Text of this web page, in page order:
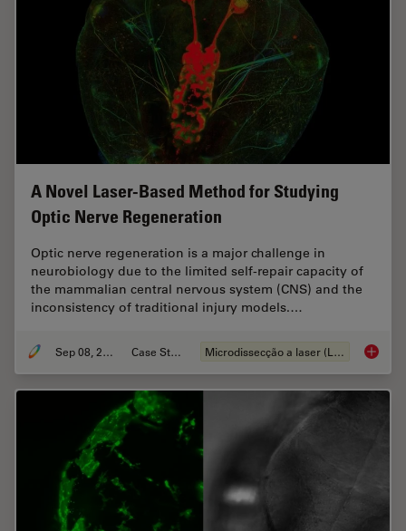
A Novel Laser-Based Method for Studying
Optic Nerve Regeneration
Optic nerve regeneration is a major challenge in
neurobiology due to the limited self-repair capacity of
the mammalian central nervous system (CNS) and the
inconsistency of traditional injury models.…
Sep 08, 2025 Case Study Microdissecção a laser (LMD) A